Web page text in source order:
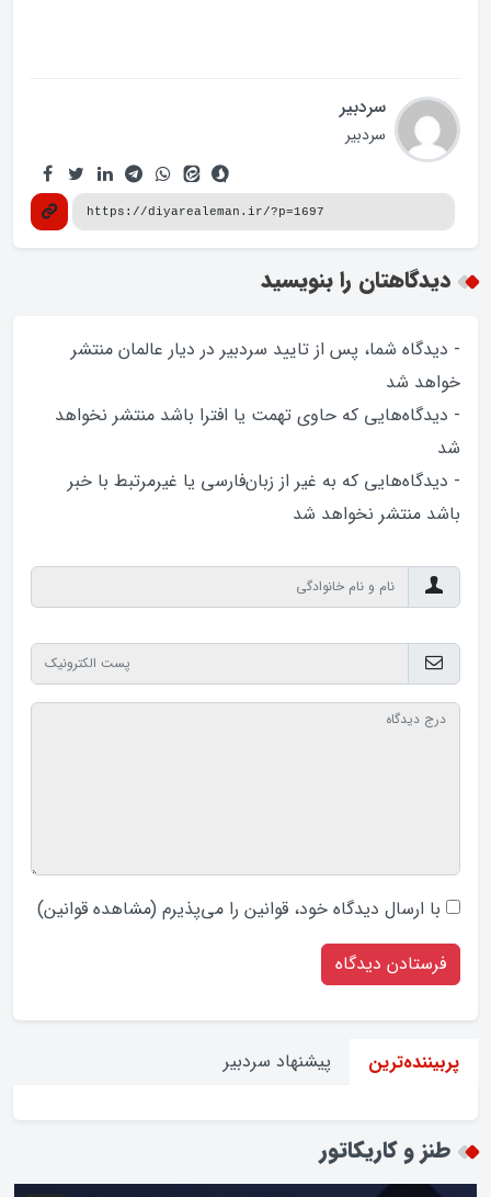
سردبیر
سردبیر
دیدگاهتان را بنویسید
- دیدگاه شما، پس از تایید سردبیر در دیار عالمان منتشر
خواهد‌ شد
- دیدگاه‌هایی که حاوی تهمت یا افترا باشد منتشر نخواهد‌
شد
- دیدگاه‌هایی که به غیر از زبان‌فارسی یا غیرمرتبط با خبر
باشد منتشر نخواهد‌ شد
با ارسال دیدگاه‌ خود، قوانین را می‌پذیرم (مشاهده قوانین)
پربیننده‌ترین پیشنهاد سردبیر
طنز و کاریکاتور